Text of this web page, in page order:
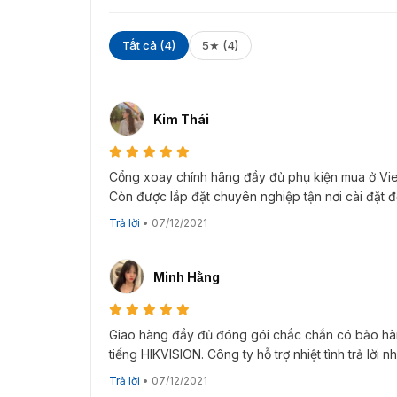
Kiểu xác thực
without Card Module
without Card Module&Access board
Two-way Face, without Card Module&Access
VietnamSmart phân phối cổng
Thiết bị an ninh Hikvision DS-K3G4402
từ đơn vịVietnamSmart . Nhờ vậy mà tạo tâm
lượng. Cam kết chất lượng, hàng mới 100%
Tất cả (4) 5★ (4)
Kim Thái
Cổng xoay chính hãng đầy đủ phụ kiện mua ở
Còn được lắp đặt chuyên nghiệp tận nơi cài đặt
Trả lời • 07/12/2021
Minh Hằng
Giao hàng đầy đủ đóng gói chắc chắn có bảo
tiếng HIKVISION. Công ty hỗ trợ nhiệt tình trả lời
Trả lời • 07/12/2021